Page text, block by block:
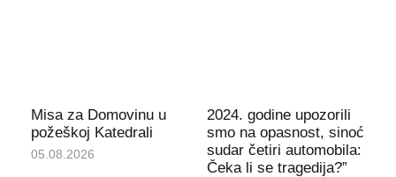
Misa za Domovinu u
požeškoj Katedrali
05.08.2026
2024. godine upozorili
smo na opasnost, sinoć
sudar četiri automobila:
Čeka li se tragedija?”